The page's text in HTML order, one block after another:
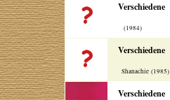
Verschiedene
(1984)
Verschiedene
Shanachie (1985)
Verschiedene